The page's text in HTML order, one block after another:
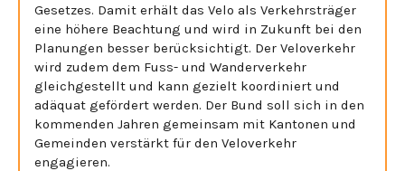
Gesetzes. Damit erhält das Velo als Verkehrsträger
eine höhere Beachtung und wird in Zukunft bei den
Planungen besser berücksichtigt. Der Veloverkehr
wird zudem dem Fuss- und Wanderverkehr
gleichgestellt und kann gezielt koordiniert und
adäquat gefördert werden. Der Bund soll sich in den
kommenden Jahren gemeinsam mit Kantonen und
Gemeinden verstärkt für den Veloverkehr
engagieren.